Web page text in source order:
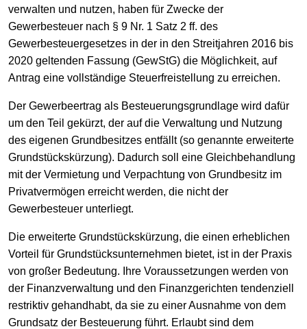
verwalten und nutzen, haben für Zwecke der
Gewerbesteuer nach § 9 Nr. 1 Satz 2 ff. des
Gewerbesteuergesetzes in der in den Streitjahren 2016 bis
2020 geltenden Fassung (GewStG) die Möglichkeit, auf
Antrag eine vollständige Steuerfreistellung zu erreichen.
Der Gewerbeertrag als Besteuerungsgrundlage wird dafür
um den Teil gekürzt, der auf die Verwaltung und Nutzung
des eigenen Grundbesitzes entfällt (so genannte erweiterte
Grundstückskürzung). Dadurch soll eine Gleichbehandlung
mit der Vermietung und Verpachtung von Grundbesitz im
Privatvermögen erreicht werden, die nicht der
Gewerbesteuer unterliegt.
Die erweiterte Grundstückskürzung, die einen erheblichen
Vorteil für Grundstücksunternehmen bietet, ist in der Praxis
von großer Bedeutung. Ihre Voraussetzungen werden von
der Finanzverwaltung und den Finanzgerichten tendenziell
restriktiv gehandhabt, da sie zu einer Ausnahme von dem
Grundsatz der Besteuerung führt. Erlaubt sind dem